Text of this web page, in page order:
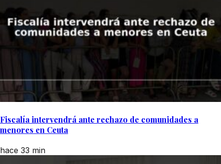
Fiscalía intervendrá ante rechazo de comunidades a
menores en Ceuta
hace 33 min